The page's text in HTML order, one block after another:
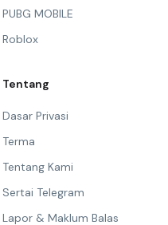
PUBG MOBILE
Roblox
Tentang
Dasar Privasi
Terma
Tentang Kami
Sertai Telegram
Lapor & Maklum Balas